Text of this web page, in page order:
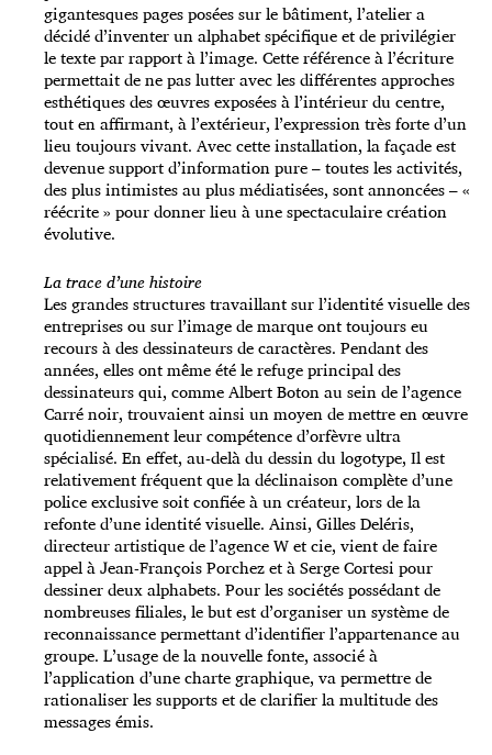
gigantesques pages posées sur le bâtiment, l’atelier a
décidé d’inventer un alphabet spécifique et de privilégier
le texte par rapport à l’image. Cette référence à l’écriture
permettait de ne pas lutter avec les différentes approches
esthétiques des œuvres exposées à l’intérieur du centre,
tout en affirmant, à l’extérieur, l’expression très forte d’un
lieu toujours vivant. Avec cette installation, la façade est
devenue support d’information pure – toutes les activités,
des plus intimistes au plus médiatisées, sont annoncées – «
réécrite » pour donner lieu à une spectaculaire création
évolutive.
La trace d’une histoire
Les grandes structures travaillant sur l’identité visuelle des
entreprises ou sur l’image de marque ont toujours eu
recours à des dessinateurs de caractères. Pendant des
années, elles ont même été le refuge principal des
dessinateurs qui, comme Albert Boton au sein de l’agence
Carré noir, trouvaient ainsi un moyen de mettre en œuvre
quotidiennement leur compétence d’orfèvre ultra
spécialisé. En effet, au-delà du dessin du logotype, Il est
relativement fréquent que la déclinaison complète d’une
police exclusive soit confiée à un créateur, lors de la
refonte d’une identité visuelle. Ainsi, Gilles Deléris,
directeur artistique de l’agence W et cie, vient de faire
appel à Jean-François Porchez et à Serge Cortesi pour
dessiner deux alphabets. Pour les sociétés possédant de
nombreuses filiales, le but est d’organiser un système de
reconnaissance permettant d’identifier l’appartenance au
groupe. L’usage de la nouvelle fonte, associé à
l’application d’une charte graphique, va permettre de
rationaliser les supports et de clarifier la multitude des
messages émis.